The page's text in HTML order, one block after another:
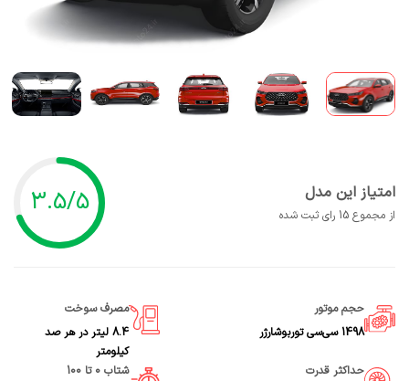
امتیاز این مدل
از مجموع 15 رای ثبت شده 3.5/5
حجم موتور
1498 سی‌سی توربوشارژر
مصرف سوخت
8.4 لیتر در هر صد
کیلومتر
حداکثر قدرت
شتاب 0 تا 100